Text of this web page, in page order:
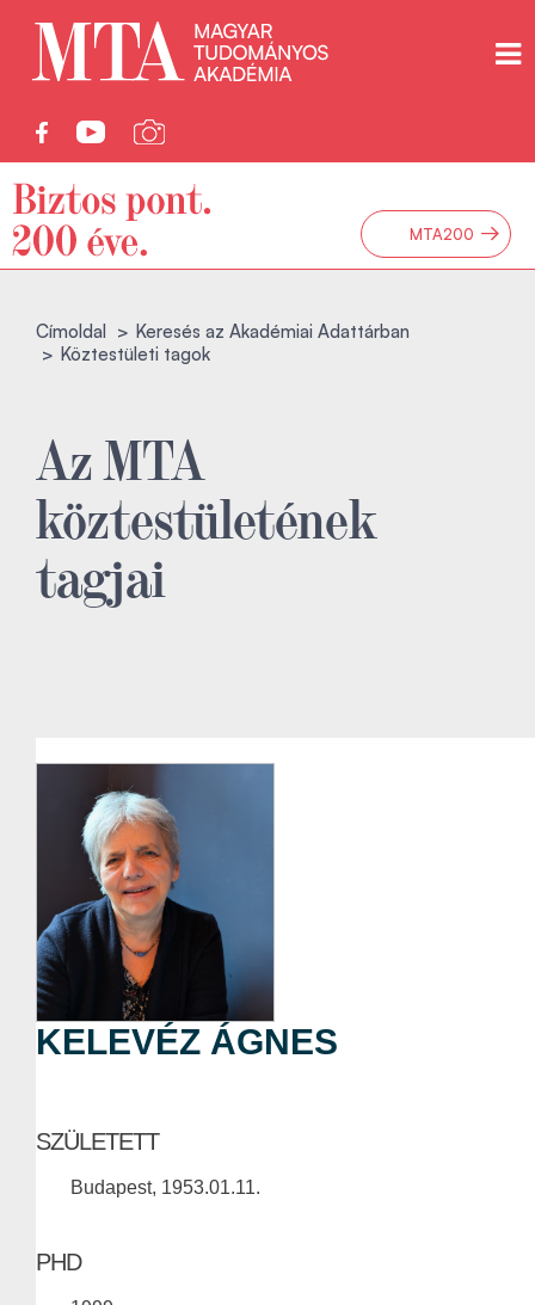
MTA200 →
Címoldal
Keresés az Akadémiai Adattárban
Köztestületi tagok
Az MTA
köztestületének
tagjai
KELEVÉZ ÁGNES
SZÜLETETT
Budapest, 1953.01.11.
PHD